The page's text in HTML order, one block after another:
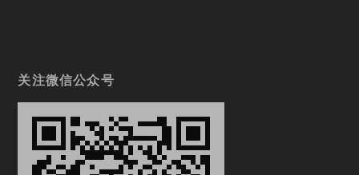
关注微信公众号